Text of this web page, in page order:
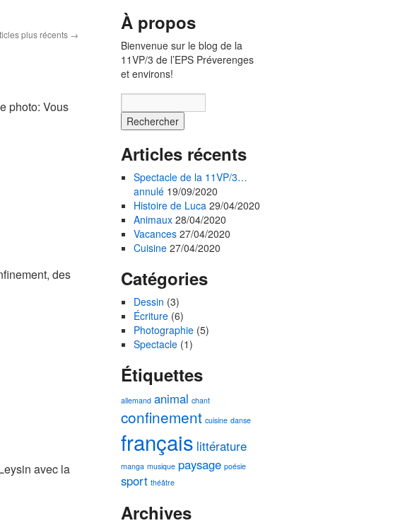
plus récents →
photo: Vous
des
avec la
À propos
Bienvenue sur le blog de la
11VP/3 de l’EPS Préverenges
et environs!
Articles récents
Spectacle de la 11VP/3…
annulé 19/09/2020
Histoire de Luca 29/04/2020
Animaux 28/04/2020
Vacances 27/04/2020
Cuisine 27/04/2020
Catégories
Dessin (3)
Écriture (6)
Photographie (5)
Spectacle (1)
Étiquettes
allemand animal chant
confinement cuisine danse
français littérature
manga musique paysage poésie
sport théâtre
Archives